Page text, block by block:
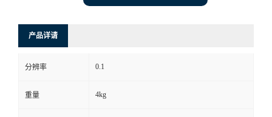
方
式
产品详请
分辨率 0.1
重量 4kg